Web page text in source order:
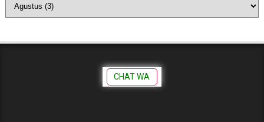
CHAT WA